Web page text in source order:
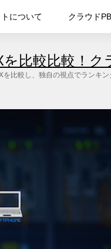
を比較比較！
を比較し、独自の視点でランキ
について クラウド